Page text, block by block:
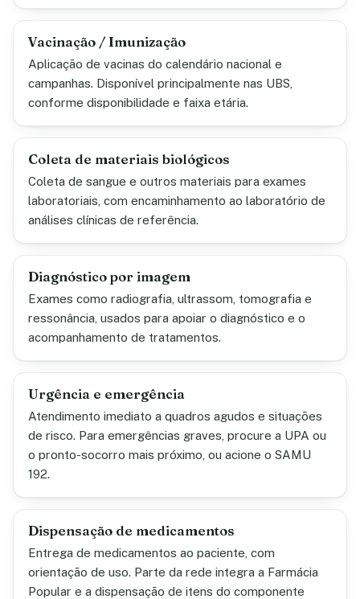
Vacinação / Imunização
Aplicação de vacinas do calendário nacional e
campanhas. Disponível principalmente nas UBS,
conforme disponibilidade e faixa etária.
Coleta de materiais biológicos
Coleta de sangue e outros materiais para exames
laboratoriais, com encaminhamento ao laboratório de
análises clínicas de referência.
Diagnóstico por imagem
Exames como radiografia, ultrassom, tomografia e
ressonância, usados para apoiar o diagnóstico e o
acompanhamento de tratamentos.
Urgência e emergência
Atendimento imediato a quadros agudos e situações
de risco. Para emergências graves, procure a UPA ou
o pronto-socorro mais próximo, ou acione o SAMU
192.
Dispensação de medicamentos
Entrega de medicamentos ao paciente, com
orientação de uso. Parte da rede integra a Farmácia
Popular e a dispensação de itens do componente